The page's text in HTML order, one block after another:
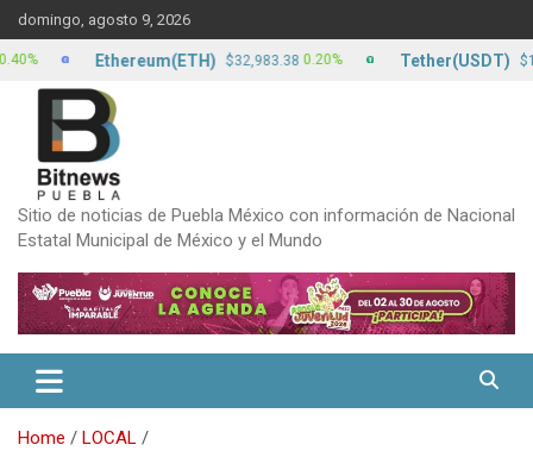
Skip
to
content
domingo, agosto 9, 2026
Sitio de noticias de Puebla México con información de Nacional
Estatal Municipal de México y el Mundo
Home
LOCAL
Ethereum(ETH) $32,983.38 0.20% Tether(USDT) $17.13